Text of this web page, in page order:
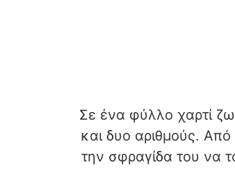
Σε ένα φύλλο χαρτί
και δυο αριθμούς. Από
την σφραγίδα του να